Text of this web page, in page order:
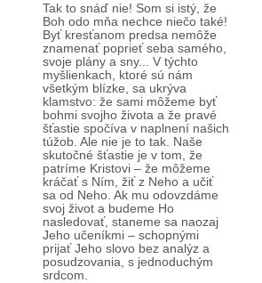
Tak to snáď nie! Som si istý, že
Boh odo mňa nechce niečo také!
Byť kresťanom predsa nemôže
znamenať poprieť seba samého,
svoje plány a sny... V týchto
myšlienkach, ktoré sú nám
všetkým blízke, sa ukrýva
klamstvo: že sami môžeme byť
bohmi svojho života a že pravé
šťastie spočíva v naplnení našich
túžob. Ale nie je to tak. Naše
skutočné šťastie je v tom, že
patríme Kristovi – že môžeme
kráčať s Ním, žiť z Neho a učiť
sa od Neho. Ak mu odovzdáme
svoj život a budeme Ho
nasledovať, staneme sa naozaj
Jeho učeníkmi – schopnými
prijať Jeho slovo bez analýz a
posudzovania, s jednoduchým
srdcom.